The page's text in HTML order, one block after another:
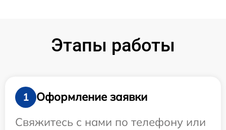
Этапы работы
1
Оформление заявки
Свяжитесь с нами по телефону или